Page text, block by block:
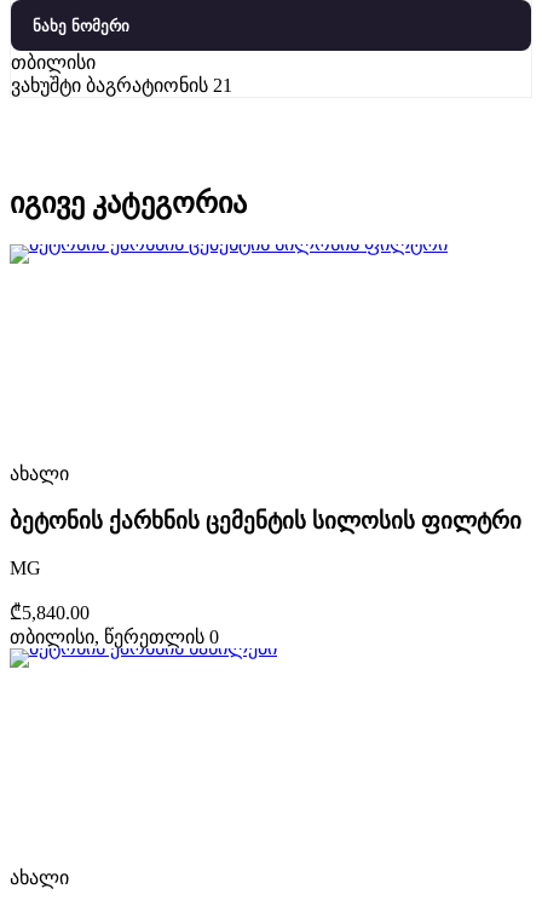
ნახე ნომერი
თბილისი
ვახუშტი ბაგრატიონის 21
იგივე კატეგორია
ახალი
ბეტონის ქარხნის ცემენტის სილოსის ფილტრი
MG
₾5,840.00
თბილისი, წერეთლის 0
ახალი